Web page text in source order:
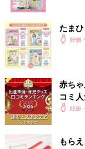
夜に赤ちゃん
ビーベッドで
たま
妊娠
赤ち
コミ
2026】
妊娠
もら